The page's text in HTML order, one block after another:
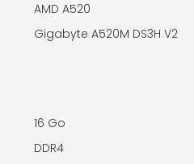
AMD A520
Gigabyte A520M DS3H V2
16 Go
DDR4